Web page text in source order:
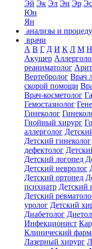
Эй Эк Эл Эн Эр Эс
Юн
Ян
анализы и
врачи
А В Г Д И К Л М Н
Акушер
реаниматолог
Вертебролог Врач
скорой помощи
Врач-косметолог
Гемостазиолог
Гинеколог
Гнойный хирург
аллерголог
Детский гинеколог
дефектолог
Детский логопед
Детский невролог
Детский ортопед
психиатр Детский
Детский
уролог Детский
Диабетолог
Инфекционист
Клинический
Лазерный хирург